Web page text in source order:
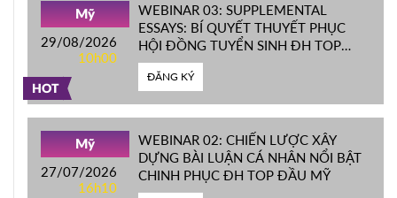
HOT
Mỹ
29/08/2026
10h00
WEBINAR 03: SUPPLEMENTAL
ESSAYS: BÍ QUYẾT THUYẾT PHỤC
HỘI ĐỒNG TUYỂN SINH ĐH TOP
ĐẦU MỸ
ĐĂNG KÝ
Mỹ
27/07/2026
16h10
WEBINAR 02: CHIẾN LƯỢC XÂY
DỰNG BÀI LUẬN CÁ NHÂN NỔI BẬT
CHINH PHỤC ĐH TOP ĐẦU MỸ